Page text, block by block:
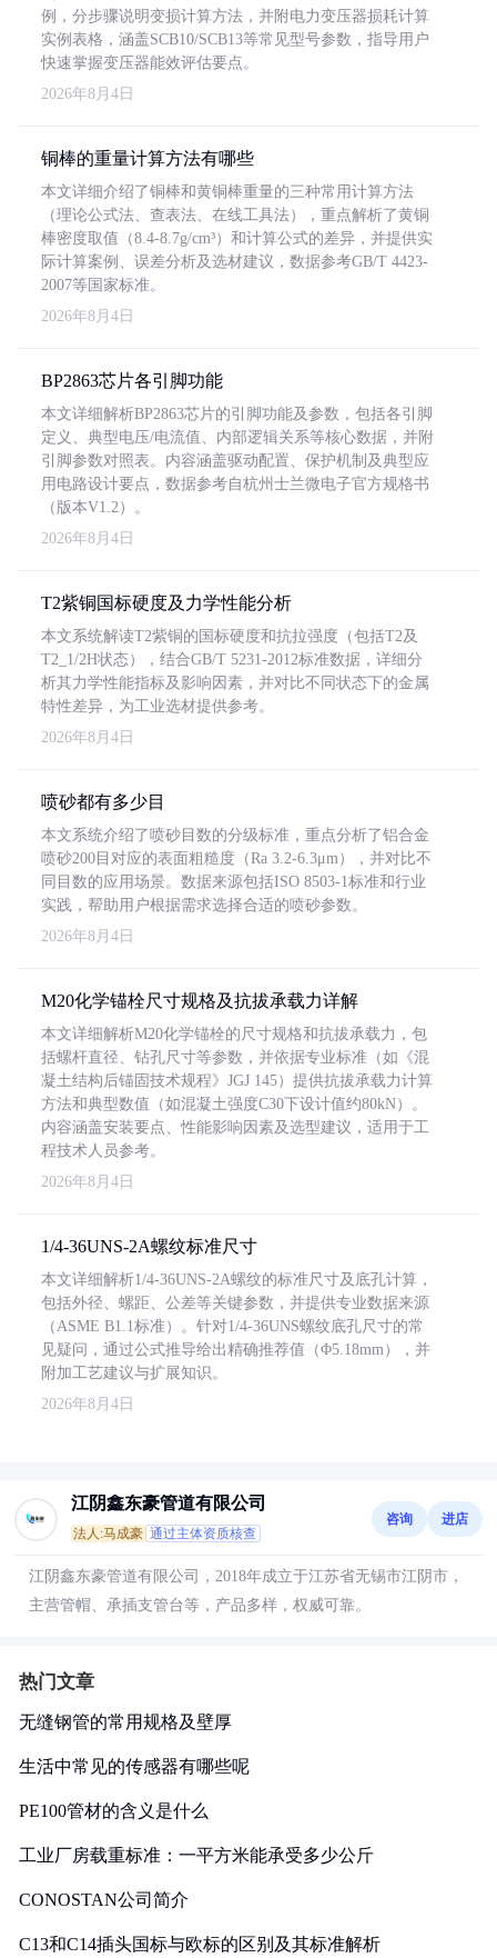
例，分步骤说明变损计算方法，并附电力变压器损耗计算
实例表格，涵盖SCB10/SCB13等常见型号参数，指导用户
快速掌握变压器能效评估要点。
2026年8月4日
铜棒的重量计算方法有哪些
本文详细介绍了铜棒和黄铜棒重量的三种常用计算方法
（理论公式法、查表法、在线工具法），重点解析了黄铜
棒密度取值（8.4-8.7g/cm³）和计算公式的差异，并提供实
际计算案例、误差分析及选材建议，数据参考GB/T 4423-
2007等国家标准。
2026年8月4日
BP2863芯片各引脚功能
本文详细解析BP2863芯片的引脚功能及参数，包括各引脚
定义、典型电压/电流值、内部逻辑关系等核心数据，并附
引脚参数对照表。内容涵盖驱动配置、保护机制及典型应
用电路设计要点，数据参考自杭州士兰微电子官方规格书
（版本V1.2）。
2026年8月4日
T2紫铜国标硬度及力学性能分析
本文系统解读T2紫铜的国标硬度和抗拉强度（包括T2及
T2_1/2H状态），结合GB/T 5231-2012标准数据，详细分
析其力学性能指标及影响因素，并对比不同状态下的金属
特性差异，为工业选材提供参考。
2026年8月4日
喷砂都有多少目
本文系统介绍了喷砂目数的分级标准，重点分析了铝合金
喷砂200目对应的表面粗糙度（Ra 3.2-6.3μm），并对比不
同目数的应用场景。数据来源包括ISO 8503-1标准和行业
实践，帮助用户根据需求选择合适的喷砂参数。
2026年8月4日
M20化学锚栓尺寸规格及抗拔承载力详解
本文详细解析M20化学锚栓的尺寸规格和抗拔承载力，包
括螺杆直径、钻孔尺寸等参数，并依据专业标准（如《混
凝土结构后锚固技术规程》JGJ 145）提供抗拔承载力计算
方法和典型数值（如混凝土强度C30下设计值约80kN）。
内容涵盖安装要点、性能影响因素及选型建议，适用于工
程技术人员参考。
2026年8月4日
1/4-36UNS-2A螺纹标准尺寸
本文详细解析1/4-36UNS-2A螺纹的标准尺寸及底孔计算，
包括外径、螺距、公差等关键参数，并提供专业数据来源
（ASME B1.1标准）。针对1/4-36UNS螺纹底孔尺寸的常
见疑问，通过公式推导给出精确推荐值（Φ5.18mm），并
附加工艺建议与扩展知识。
2026年8月4日
江阴鑫东豪管道有限公司
法人:马成豪 通过主体资质核查
咨询 进店
江阴鑫东豪管道有限公司，2018年成立于江苏省无锡市江阴市，
主营管帽、承插支管台等，产品多样，权威可靠。
热门文章
无缝钢管的常用规格及壁厚
生活中常见的传感器有哪些呢
PE100管材的含义是什么
工业厂房载重标准：一平方米能承受多少公斤
CONOSTAN公司简介
C13和C14插头国标与欧标的区别及其标准解析